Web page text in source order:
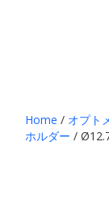
Home / オプト
ホルダー /